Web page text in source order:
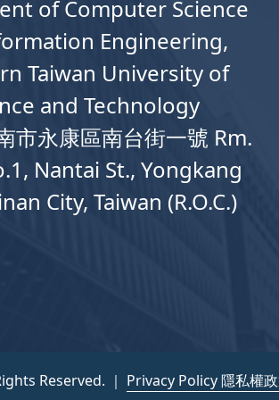
of Computer Science
Engineering,
Taiwan University of
and Technology
市永康區南台街一號 Rm.
Nantai St., Yongkang
City, Taiwan (R.O.C.)
Reserved. ｜ Privacy Policy 隱私權